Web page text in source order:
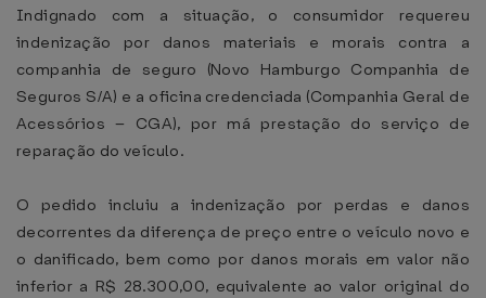
Indignado com a situação, o consumidor requereu
indenização por danos materiais e morais contra a
companhia de seguro (Novo Hamburgo Companhia de
Seguros S/A) e a oficina credenciada (Companhia Geral de
Acessórios – CGA), por má prestação do serviço de
reparação do veículo.
O pedido incluiu a indenização por perdas e danos
decorrentes da diferença de preço entre o veículo novo e
o danificado, bem como por danos morais em valor não
inferior a R$ 28.300,00, equivalente ao valor original do